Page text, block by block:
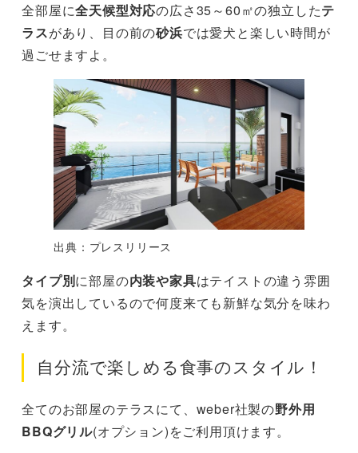
全部屋に全天候型対応の広さ35～60㎡の独立したテ
ラスがあり、目の前の砂浜では愛犬と楽しい時間が
過ごせますよ。
出典：プレスリリース
タイプ別に部屋の内装や家具はテイストの違う雰囲
気を演出しているので何度来ても新鮮な気分を味わ
えます。
自分流で楽しめる食事のスタイル！
全てのお部屋のテラスにて、weber社製の野外用
BBQグリル(オプション)をご利用頂けます。